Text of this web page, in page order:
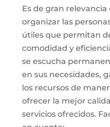
Es de gran
organizar las
útiles que permitan
comodidad y
se escucha
en sus necesidades,
los recursos de
ofrecer la mejor
servicios ofrecidos.